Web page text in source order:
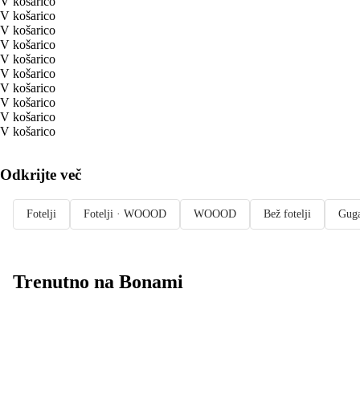
V košarico
V košarico
V košarico
V košarico
V košarico
V košarico
V košarico
V košarico
V košarico
Odkrijte več
Fotelji Fotelji · WOOOD WOOOD Bež fotelji
Trenutno na Bonami